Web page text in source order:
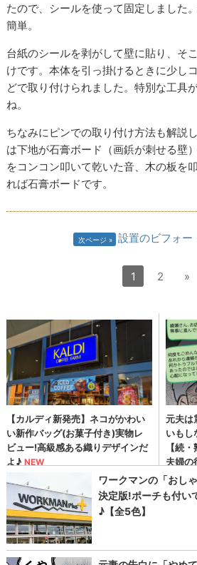
たので、シールを使って固定しました
簡単。
台紙のシールを剥がして壁に貼り、そ
けです。本体を引っ掛けるときに少し
どで取り付けられました。特別な工具
ね。
ちなみにピンでの取り付け方法も解説
は下地が石膏ボード（画鋲が刺せる壁
をコンコン叩いて乾いた音、木の板を
れば石膏ボードです。
次ページ 設置のビフォー
1 2 »